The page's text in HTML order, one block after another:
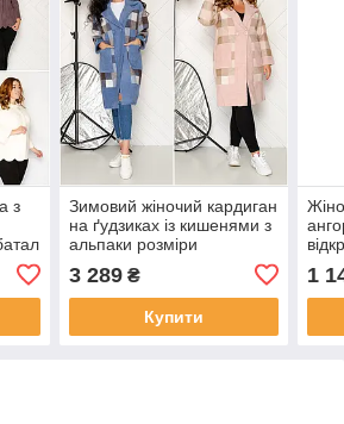
з
Зимовий жіночий кардиган
на ґудзиках із кишенями з
альпаки розміри
3 289₴
Купити
1